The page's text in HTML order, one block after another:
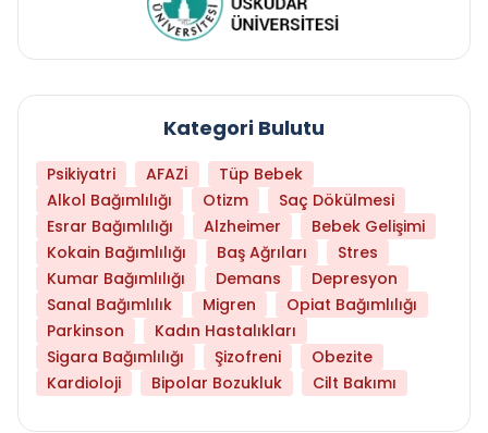
Kategori Bulutu
Psikiyatri AFAZİ
Tüp Bebek
Alkol Bağımlılığı
Otizm
Saç Dökülmesi
Esrar Bağımlılığı
Alzheimer
Bebek Gelişimi
Kokain Bağımlılığı
Baş Ağrıları
Stres
Kumar Bağımlılığı
Demans
Depresyon
Sanal Bağımlılık
Migren
Opiat Bağımlılığı
Parkinson
Kadın Hastalıkları
Sigara Bağımlılığı
Şizofreni
Obezite
Kardioloji
Bipolar Bozukluk Cilt Bakımı